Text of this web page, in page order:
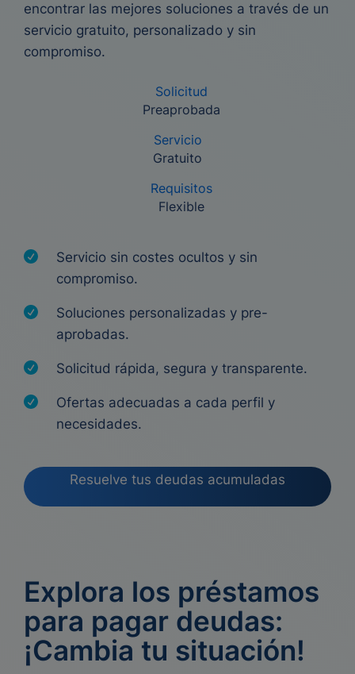
encontrar las mejores soluciones a través de un
servicio gratuito, personalizado y sin
compromiso.
Solicitud
Preaprobada
Servicio
Gratuito
Requisitos
Flexible
Servicio sin costes ocultos y sin
compromiso.
Soluciones personalizadas y pre-
aprobadas.
Solicitud rápida, segura y transparente.
Ofertas adecuadas a cada perfil y
necesidades.
Resuelve tus deudas acumuladas
Explora los préstamos
para pagar deudas:
¡Cambia tu situación!